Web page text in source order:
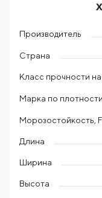
Производитель
Страна
Класс прочности
Марка по
Морозостойкость, F
Длина
Ширина
Высота